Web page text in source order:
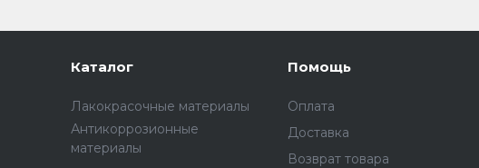
Каталог
Лакокрасочные материалы
Антикоррозионные
материалы
Помощь
Оплата
Доставка
Возврат товара